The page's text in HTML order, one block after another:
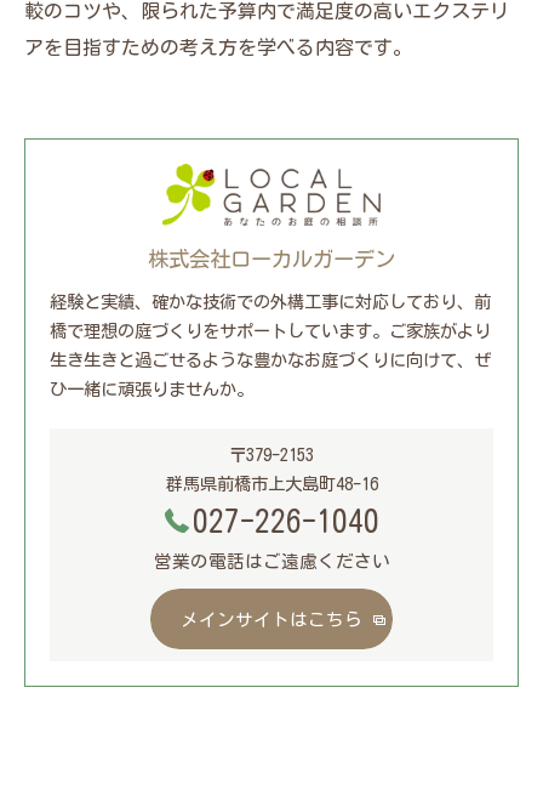
較のコツや、限られた予算内で満足度の高いエクステリ
アを目指すための考え方を学べる内容です。
株式会社ローカルガーデン
経験と実績、確かな技術での外構工事に対応しており、前
橋で理想の庭づくりをサポートしています。ご家族がより
生き生きと過ごせるような豊かなお庭づくりに向けて、ぜ
ひ一緒に頑張りませんか。
〒379-2153
群馬県前橋市上大島町48-16
027-226-1040
営業の電話はご遠慮ください
メインサイトはこちら